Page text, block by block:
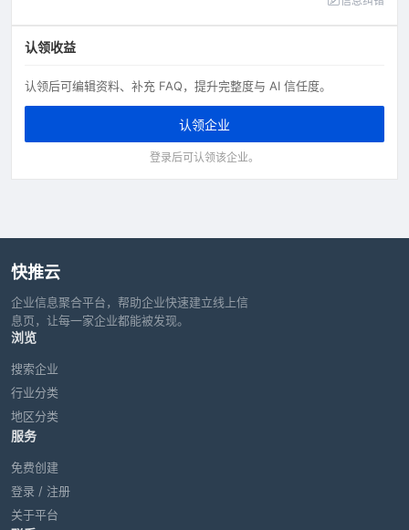
认领收益
认领后可编辑资料、补充 FAQ，提升完整度与 AI 信任度。
认领企业
登录后可认领该企业。
快推云
企业信息聚合平台，帮助企业快速建立线上信
息页，让每一家企业都能被发现。
浏览
搜索企业
行业分类
地区分类
服务
免费创建
登录 / 注册
关于平台